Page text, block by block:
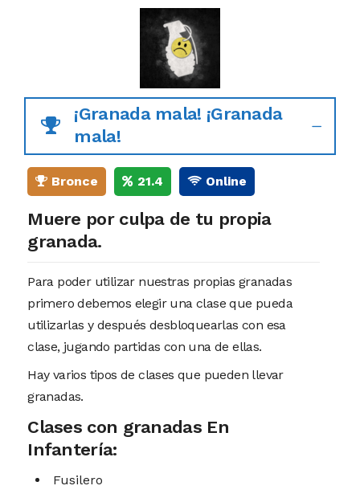
¡Granada mala! ¡Granada
mala!
Bronce 21.4 Online
Muere por culpa de tu propia
granada.
Para poder utilizar nuestras propias granadas
primero debemos elegir una clase que pueda
utilizarlas y después desbloquearlas con esa
clase, jugando partidas con una de ellas.
Hay varios tipos de clases que pueden llevar
granadas.
Clases con granadas En
Infantería:
Fusilero